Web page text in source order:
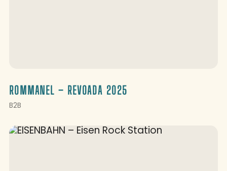
ROMMANEL – REVOADA 2025
B2B